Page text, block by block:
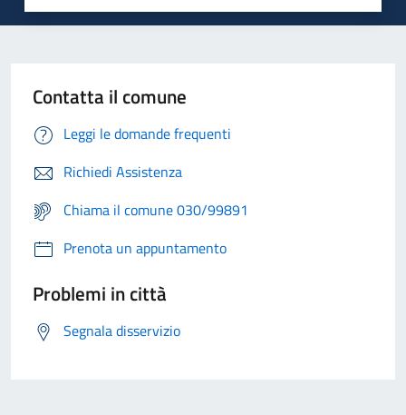
Contatta il comune
Leggi le domande frequenti
Richiedi Assistenza
Chiama il comune 030/99891
Prenota un appuntamento
Problemi in città
Segnala disservizio